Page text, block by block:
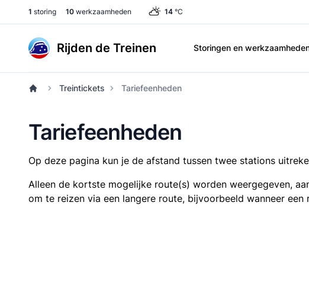
1 storing 10 werkzaamheden 14 °C
Rijden de Treinen Storingen en
Treintickets Tariefeenheden
Tariefeenheden
Op deze pagina kun je de afstand tussen twee stations
Alleen de kortste mogelijke route(s) worden weergegeven,
om te reizen via een langere route, bijvoorbeeld wanneer